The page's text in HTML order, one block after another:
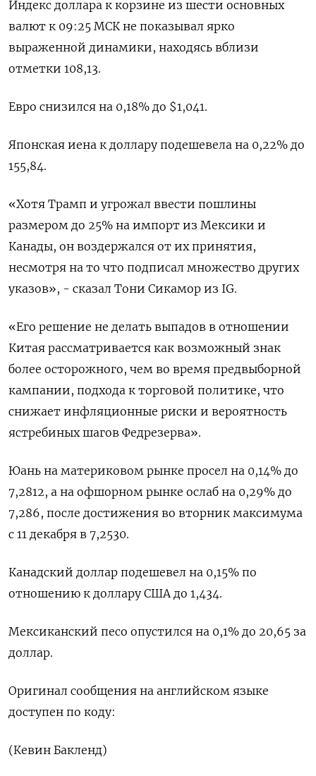
Индекс доллара к корзине из шести основных
валют к 09:25 МСК не показывал ярко
выраженной динамики, находясь вблизи
отметки 108,13​.
Евро снизился на 0,18% до $1,041​.
Японская иена к доллару подешевела на 0,22%​ до
155,84.
«Хотя Трамп и угрожал ввести пошлины
размером до 25% на импорт из Мексики и
Канады, он воздержался от их принятия,
несмотря на то что подписал множество других
указов», - сказал Тони Сикамор из IG.
«Его решение не делать выпадов в отношении
Китая рассматривается как возможный знак
более осторожного, чем во время предвыборной
кампании, подхода к торговой политике, что
снижает инфляционные риски и вероятность
ястребиных шагов Федрезерва».
Юань на материковом рынке просел на 0,14% до​
7,2812, а на офшорном рынке ослаб на 0,29% до
7,286, после достижения во вторник максимума
с 11 декабря в 7,2530.
Канадский доллар подешевел на 0,15% по
отношению к доллару США до 1,434.
Мексиканский песо опустился на 0,1% до 20,65 за
доллар.
Оригинал сообщения на английском языке
доступен по коду:
(Кевин Бакленд)